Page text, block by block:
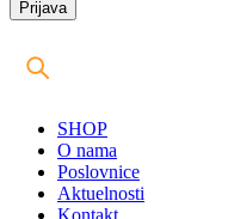
SHOP
O nama
Poslovnice
Aktuelnosti